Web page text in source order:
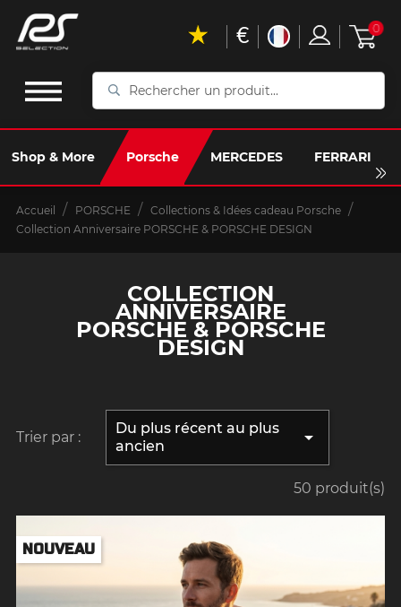
Rechercher
produit...
Shop & More Porsche MERCEDES FERRARI
€ 0
Accueil PORSCHE
Collections & Idées cadeau Porsche
Collection Anniversaire PORSCHE & PORSCHE DESIGN
COLLECTION
ANNIVERSAIRE
PORSCHE & PORSCHE
DESIGN
Trier par :
Du plus récent au plus
ancien

50 produit(s)
NOUVEAU